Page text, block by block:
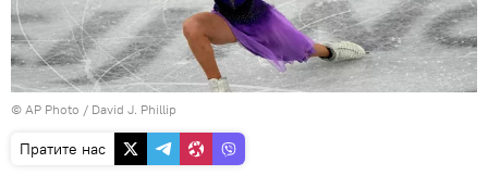
© AP Photo / David J. Phillip
Пратите нас